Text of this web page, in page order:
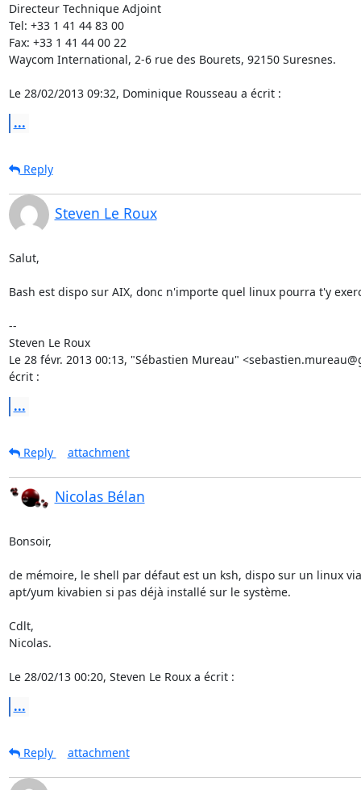
Directeur Technique Adjoint
Tel: +33 1 41 44 83 00
Fax: +33 1 41 44 00 22
Waycom International, 2-6 rue des Bourets, 92150 Suresnes.
Le 28/02/2013 09:32, Dominique Rousseau a écrit :
...
Reply
Steven Le Roux
Salut,
Bash est dispo sur AIX, donc n'importe quel linux pourra t'y
--
Steven Le Roux
Le 28 févr. 2013 00:13, "Sébastien Mureau"
écrit :
...
Reply attachment
Nicolas Bélan
Bonsoir,
de mémoire, le shell par défaut est un ksh, dispo sur un linux via
apt/yum kivabien si pas déjà installé sur le système.
Cdlt,
Nicolas.
Le 28/02/13 00:20, Steven Le Roux a écrit :
...
Reply attachment